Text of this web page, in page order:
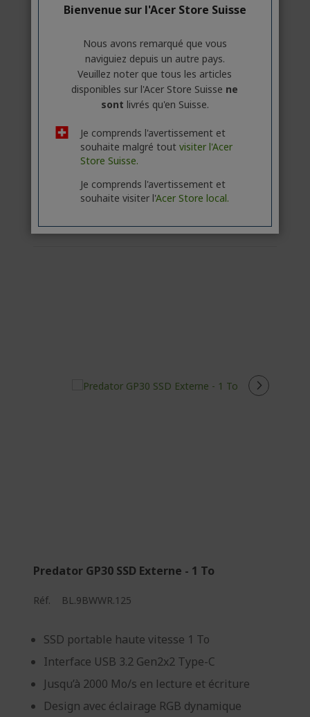
Poche avant à accès rapide et rangement
intelligent
Poches latérales pour bouteille
Sac à dos léger et résistant à l’eau
(LIVRAISON : 1 À 5 JOURS OUVRÉS)
Predator GP30 SSD Externe - 1 To
Réf. BL.9BWWR.125
SSD portable haute vitesse 1 To
Interface USB 3.2 Gen2x2 Type-C
Jusqu’à 2000 Mo/s en lecture et écriture
Design avec éclairage RGB dynamique
Bienvenue sur l'Acer Store Suisse
Nous avons remarqué que vous
naviguiez depuis un autre pays.
Veuillez noter que tous les articles
disponibles sur l'Acer Store Suisse ne
sont livrés qu'en Suisse.
Je comprends l'avertissement et
souhaite malgré tout visiter l'Acer
Store Suisse.
Je comprends l'avertissement et
souhaite visiter l'Acer Store local.